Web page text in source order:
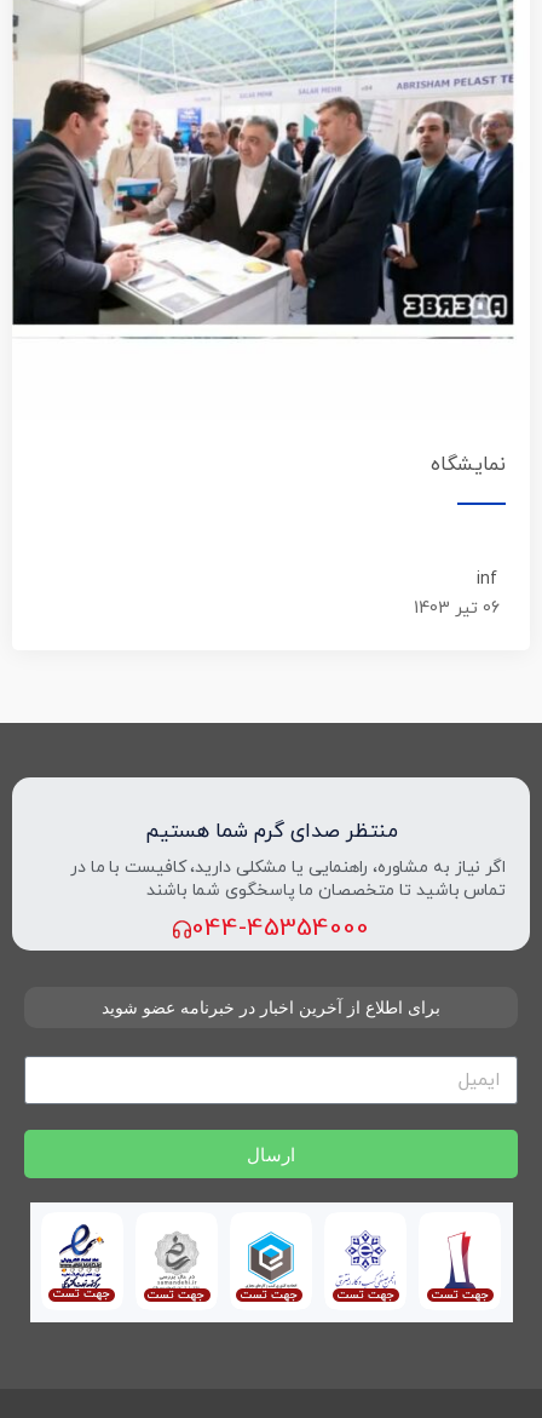
نمایشگاه
inf
06 تیر 1403
منتظر صدای گرم شما هستیم
اگر نیاز به مشاوره، راهنمایی یا مشکلی دارید، کافیست با ما در
تماس باشید تا متخصصان ما پاسخگوی شما باشند
044-45354000
برای اطلاع از آخرین اخبار در خبرنامه عضو شوید
ارسال